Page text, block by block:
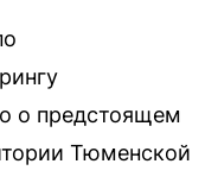
о предстоящем
Тюменской